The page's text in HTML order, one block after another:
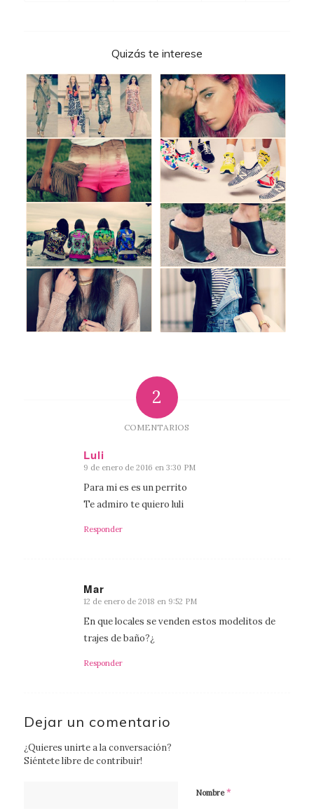
Quizás te interese
2
COMENTARIOS
Luli
Dice:
9 de enero de 2016 en 3:30 PM
Para mi es es un perrito
Te admiro te quiero luli
Responder
Mar
Dice:
12 de enero de 2018 en 9:52 PM
En que locales se venden estos modelitos de
trajes de baño?¿
Responder
Dejar un comentario
¿Quieres unirte a la conversación?
Siéntete libre de contribuir!
Nombre*